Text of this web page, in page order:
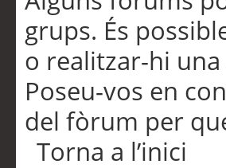
grups. És
o realitzar-hi
Poseu-vos en
del fòrum per
Torna a l’inici